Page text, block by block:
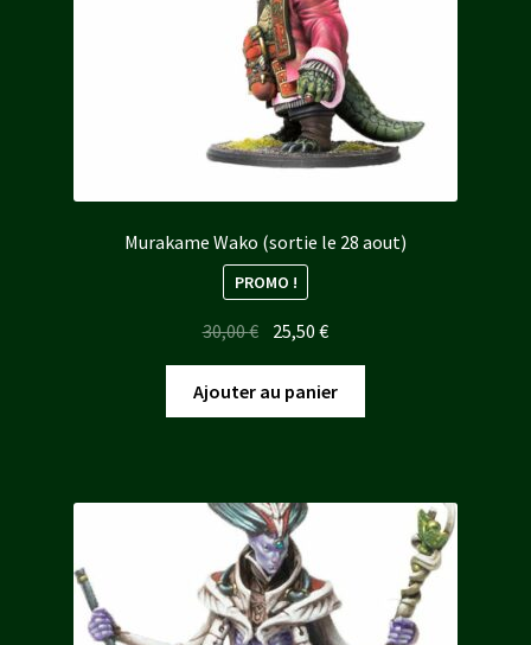
Murakame Wako (sortie le 28 aout)
PROMO !
30,00€ Le
initial
était :
25,50€Le
actuel
est :
Ajouter au panier